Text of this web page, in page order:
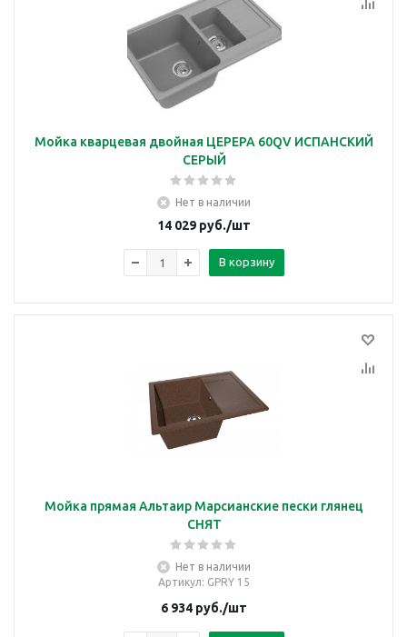
Мойка кварцевая двойная ЦЕРЕРА 60QV ИСПАНСКИЙ
СЕРЫЙ
Нет в наличии
14 029 руб./шт
В корзину
Мойка прямая Альтаир Марсианские пески глянец
СНЯТ
Нет в наличии
Артикул: GPRY 15
6 934 руб./шт